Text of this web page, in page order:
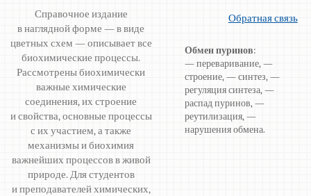
Справочное издание
в наглядной форме — в виде
цветных схем — описывает все
биохимические процессы.
Рассмотрены биохимически
важные химические
соединения, их строение
и свойства, основные процессы
с их участием, а также
механизмы и биохимия
важнейших процессов в живой
природе. Для студентов
и преподавателей химических,
Обратная связь
Обмен пуринов:
— переваривание, —
строение, — синтез, —
регуляция синтеза, —
распад пуринов, —
реутилизация, —
нарушения обмена.